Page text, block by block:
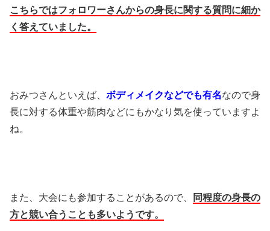
こちらではフォロワーさんからの身長に関する質問に細か
く答えていました。
おみつさんといえば、 ボディメイクなどでも有名なので身
長に対する体重や筋肉などにもかなり気を使っていますよ
ね。
また、大会にも参加することがあるので、
同程度の身長の
方と競い合うことも多いようです。